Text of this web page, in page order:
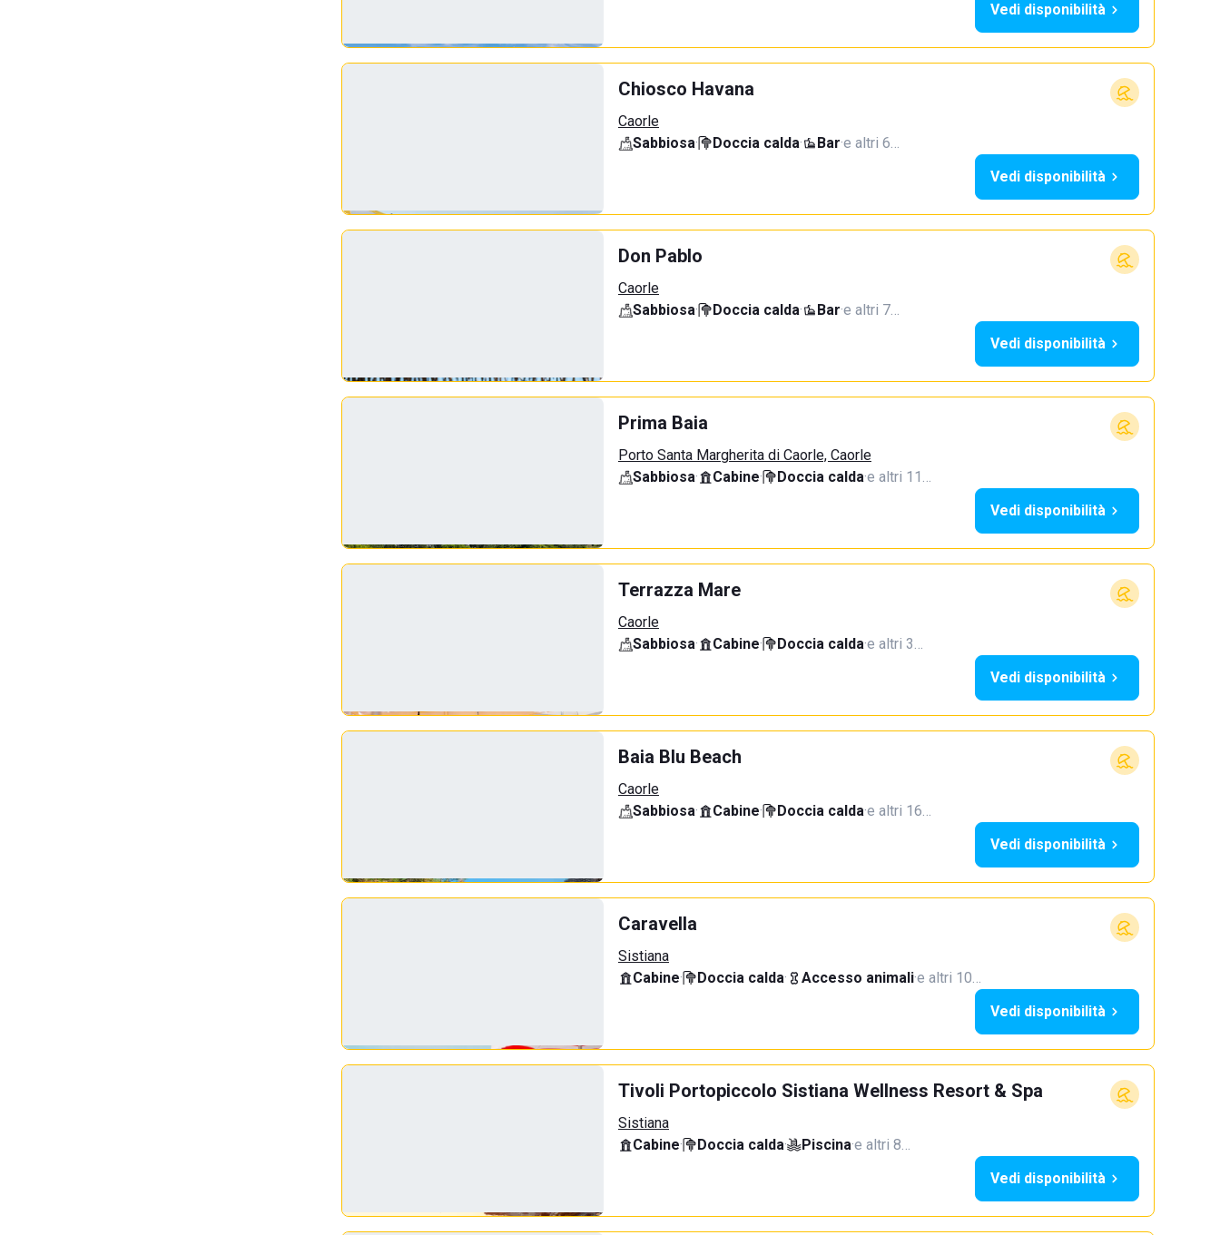
Vedi disponibilità
Chiosco Havana
Caorle
Sabbiosa· Doccia calda· Bar·e altri 6…
Vedi disponibilità
Don Pablo
Caorle
Sabbiosa· Doccia calda· Bar·e altri 7…
Vedi disponibilità
Prima Baia
Porto Santa Margherita di Caorle, Caorle
Sabbiosa· Cabine· Doccia calda·e altri 11…
Vedi disponibilità
Terrazza Mare
Caorle
Sabbiosa· Cabine· Doccia calda·e altri 3…
Vedi disponibilità
Baia Blu Beach
Caorle
Sabbiosa· Cabine· Doccia calda·e altri 16…
Vedi disponibilità
Caravella
Sistiana
Cabine· Doccia calda· Accesso animali·e altri 10…
Vedi disponibilità
Tivoli Portopiccolo Sistiana Wellness Resort & Spa
Sistiana
Cabine· Doccia calda· Piscina·e altri 8…
Vedi disponibilità